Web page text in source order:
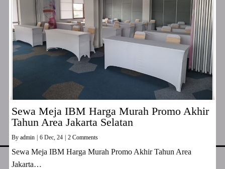
Sewa Meja IBM Harga Murah Promo Akhir
Tahun Area Jakarta Selatan
By admin | 6 Dec, 24 | 2 Comments
Sewa Meja IBM Harga Murah Promo Akhir Tahun Area
Jakarta…